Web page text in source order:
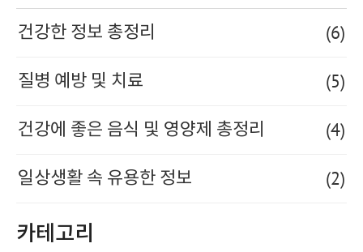
건강한 정보 총정리 (6)
질병 예방 및 치료 (5)
건강에 좋은 음식 및 영양제 총정리 (4)
일상생활 속 유용한 정보 (2)
카테고리